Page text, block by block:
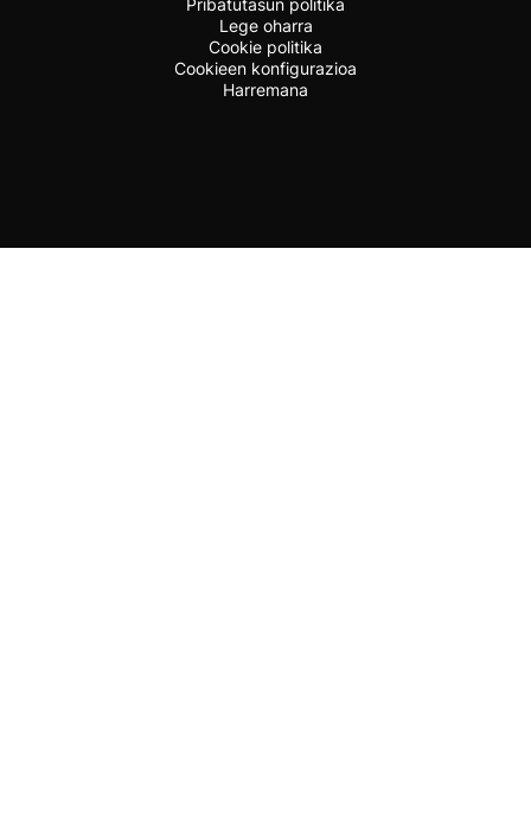
Pribatutasun politika
Lege oharra
Cookie politika
Cookieen konfigurazioa
Harremana